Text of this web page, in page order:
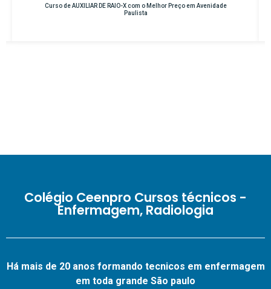
Curso de INSTRUMENTAÇÃO CIRÚRGICA com o Melhor Preço em
Colégio Ceenpro Cursos técnicos -
Enfermagem, Radiologia
Há mais de 20 anos formando tecnicos em enfermagem
em toda grande São paulo